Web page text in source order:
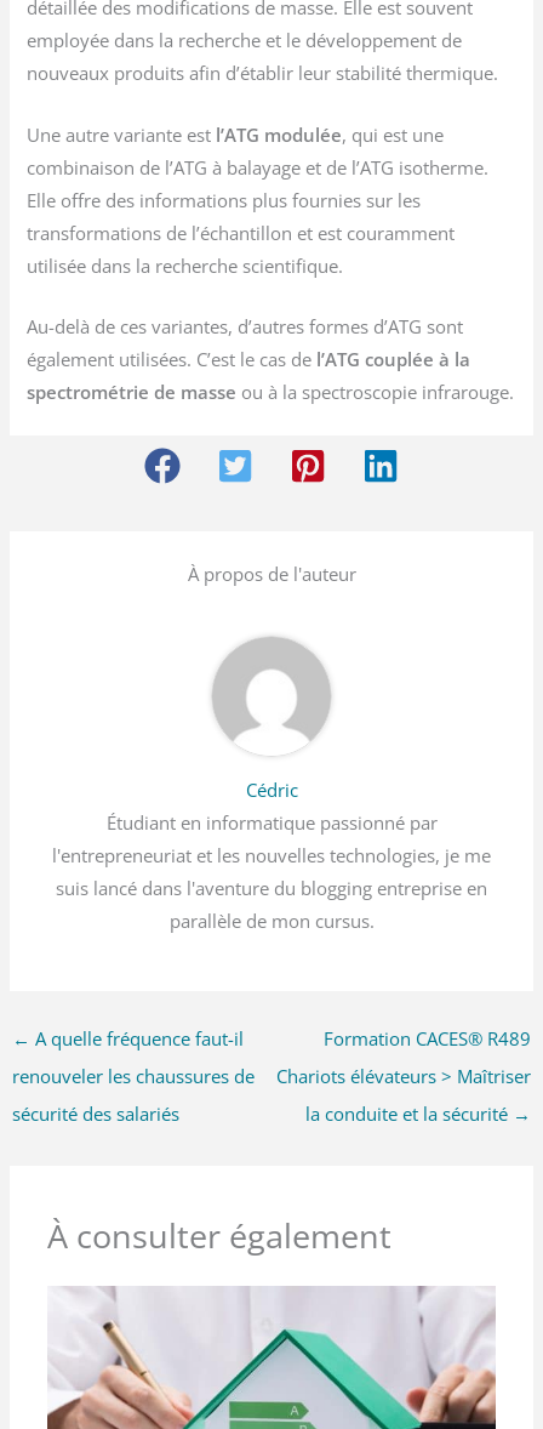
détaillée des modifications de masse. Elle est souvent
employée dans la recherche et le développement de
nouveaux produits afin d’établir leur stabilité thermique.
Une autre variante est l’ATG modulée, qui est une
combinaison de l’ATG à balayage et de l’ATG isotherme.
Elle offre des informations plus fournies sur les
transformations de l’échantillon et est couramment
utilisée dans la recherche scientifique.
Au-delà de ces variantes, d’autres formes d’ATG sont
également utilisées. C’est le cas de l’ATG couplée à la
spectrométrie de masse ou à la spectroscopie infrarouge.
À propos de l'auteur
Cédric
Étudiant en informatique passionné par
l'entrepreneuriat et les nouvelles technologies, je me
suis lancé dans l'aventure du blogging entreprise en
parallèle de mon cursus.
← A quelle fréquence faut-il
renouveler les chaussures de
sécurité des salariés
Formation CACES® R489
Chariots élévateurs > Maîtriser
la conduite et la sécurité →
À consulter également